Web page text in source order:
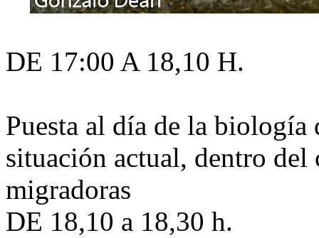
DE 17:00 A 18,10 H.
Puesta al día de la biología
situación actual, dentro del
migradoras
DE 18,10 a 18,30 h.